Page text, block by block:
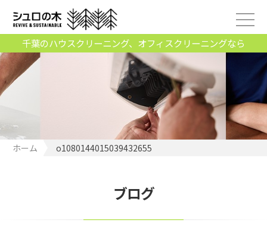
千葉のハウスクリーニング、オフィスクリーニングなら
ホーム o1080144015039432655
ブログ